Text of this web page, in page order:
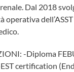
Dal 2018
operativa
-Diploma
certification